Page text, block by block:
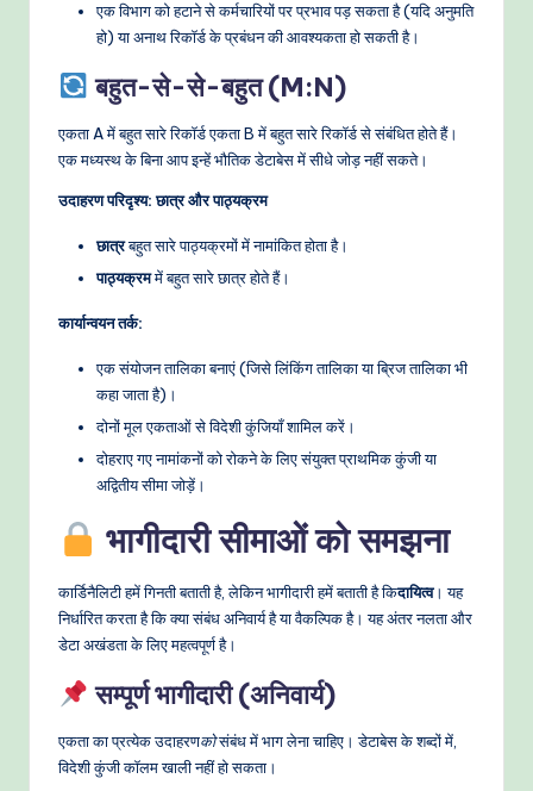
एक विभाग को हटाने से कर्मचारियों पर प्रभाव पड़ सकता है (यदि अनुमति
हो) या अनाथ रिकॉर्ड के प्रबंधन की आवश्यकता हो सकती है।
बहुत-से-से-बहुत (M:N)
एकता A में बहुत सारे रिकॉर्ड एकता B में बहुत सारे रिकॉर्ड से संबंधित होते हैं।
एक मध्यस्थ के बिना आप इन्हें भौतिक डेटाबेस में सीधे जोड़ नहीं सकते।
उदाहरण परिदृश्य: छात्र और पाठ्यक्रम
छात्रबहुत सारे पाठ्यक्रमों में नामांकित होता है।
पाठ्यक्रममें बहुत सारे छात्र होते हैं।
कार्यान्वयन तर्क:
एक संयोजन तालिका बनाएं (जिसे लिंकिंग तालिका या ब्रिज तालिका भी
कहा जाता है)।
दोनों मूल एकताओं से विदेशी कुंजियाँ शामिल करें।
दोहराए गए नामांकनों को रोकने के लिए संयुक्त प्राथमिक कुंजी या
अद्वितीय सीमा जोड़ें।
भागीदारी सीमाओं को समझना
कार्डिनैलिटी हमें गिनती बताती है, लेकिन भागीदारी हमें बताती है किदायित्व। यह
निर्धारित करता है कि क्या संबंध अनिवार्य है या वैकल्पिक है। यह अंतर नलता और
डेटा अखंडता के लिए महत्वपूर्ण है।
सम्पूर्ण भागीदारी (अनिवार्य)
एकता का प्रत्येक उदाहरणकोसंबंध में भाग लेना चाहिए। डेटाबेस के शब्दों में,
विदेशी कुंजी कॉलम खाली नहीं हो सकता।